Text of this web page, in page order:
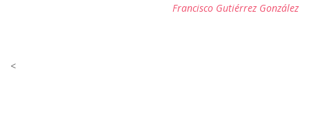
Francisco Gutiérrez González
<